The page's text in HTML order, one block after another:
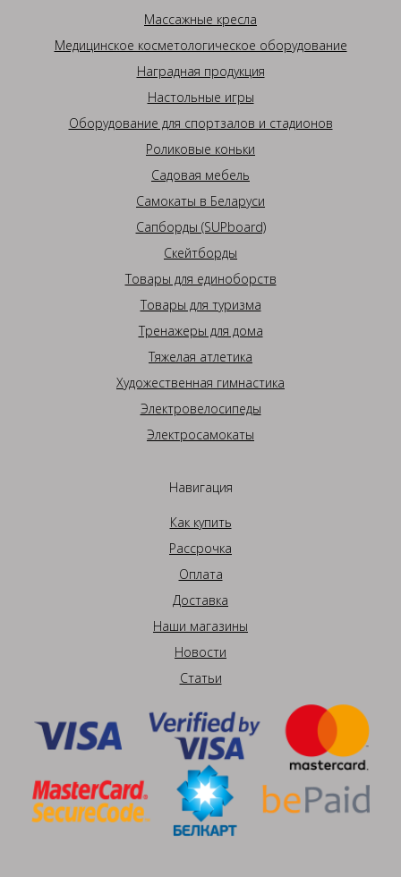
Массажные кресла
Медицинское косметологическое оборудование
Наградная продукция
Настольные игры
Оборудование для спортзалов и стадионов
Роликовые коньки
Садовая мебель
Самокаты в Беларуси
Сапборды (SUPboard)
Скейтборды
Товары для единоборств
Товары для туризма
Тренажеры для дома
Тяжелая атлетика
Художественная гимнастика
Электровелосипеды
Электросамокаты
Навигация
Как купить
Рассрочка
Оплата
Доставка
Наши магазины
Новости
Статьи